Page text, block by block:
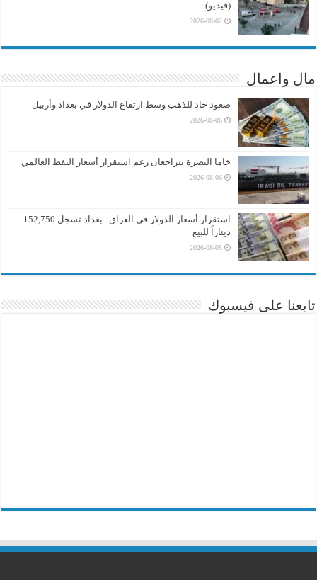
(فيديو)
2026-08-02
مال واعمال
صعود حاد للذهب وسط ارتفاع الدولار في بغداد وأربيل
2026-08-06
خاما البصرة يتراجعان رغم استقرار أسعار النفط العالمي
2026-08-06
استقرار أسعار الدولار في العراق.. بغداد تسجل 152,750
ديناراً للبيع
2026-08-05
تابعنا على فيسبوك